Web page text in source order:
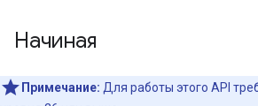
Начиная
Примечание: Для работы этого API